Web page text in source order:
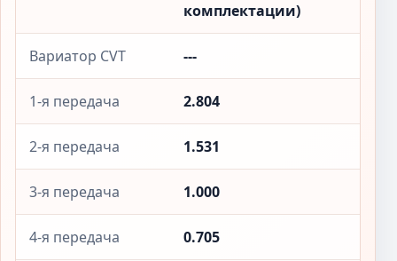
комплектации)
Вариатор CVT ---
1-я передача 2.804
2-я передача 1.531
3-я передача 1.000
4-я передача 0.705